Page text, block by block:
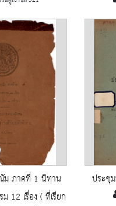
ม ภาคที่ 1 นิทาน
12 เรื่อง ( ที่เรียก
ประชุ